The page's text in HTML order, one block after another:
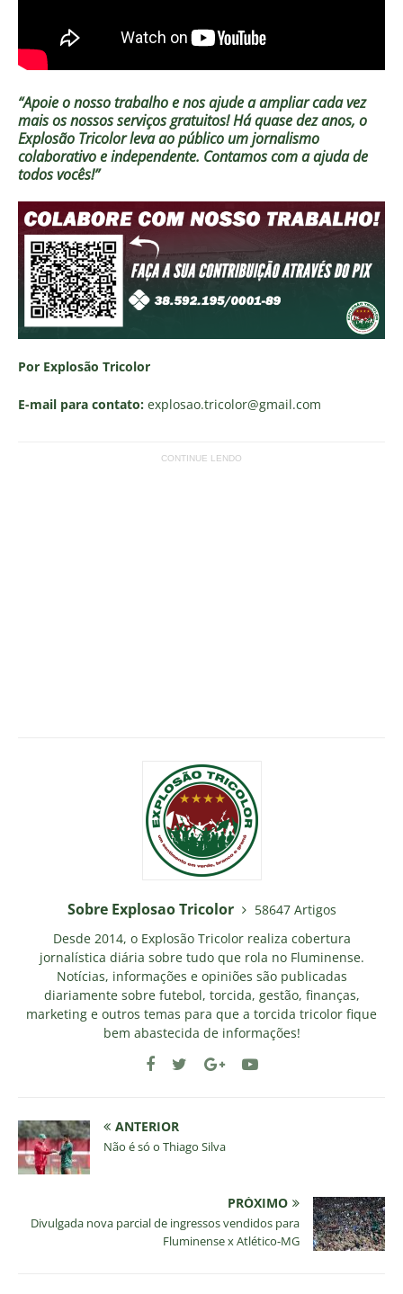
“Apoie o nosso trabalho e nos ajude a ampliar cada vez
mais os nossos serviços gratuitos!Há quase dez anos, o
Explosão Tricolor leva ao público um jornalismo
colaborativo e independente. Contamos com a ajuda de
todos vocês!”
Por Explosão Tricolor
E-mail para contato: explosao.tricolor@gmail.com
CONTINUE LENDO
Sobre Explosao Tricolor
58647 Artigos
Desde 2014, o Explosão Tricolor realiza cobertura
jornalística diária sobre tudo que rola no Fluminense.
Notícias, informações e opiniões são publicadas
diariamente sobre futebol, torcida, gestão, finanças,
marketing e outros temas para que a torcida tricolor fique
bem abastecida de informações!
ANTERIOR
Não é só o Thiago Silva
PRÓXIMO
Divulgada nova parcial de ingressos vendidos para
Fluminense x Atlético-MG